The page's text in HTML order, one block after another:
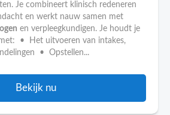
Je combineert klinisch redeneren
en werkt nauw samen met
en verpleegkundigen. Je houdt je
• Het uitvoeren van intakes,
• Opstellen...
Bekijk nu